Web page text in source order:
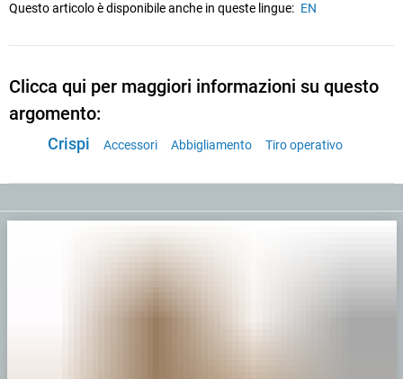
Questo articolo è disponibile anche in queste lingue: EN
Clicca qui per maggiori informazioni su questo
argomento:
Crispi Accessori Abbigliamento Tiro operativo